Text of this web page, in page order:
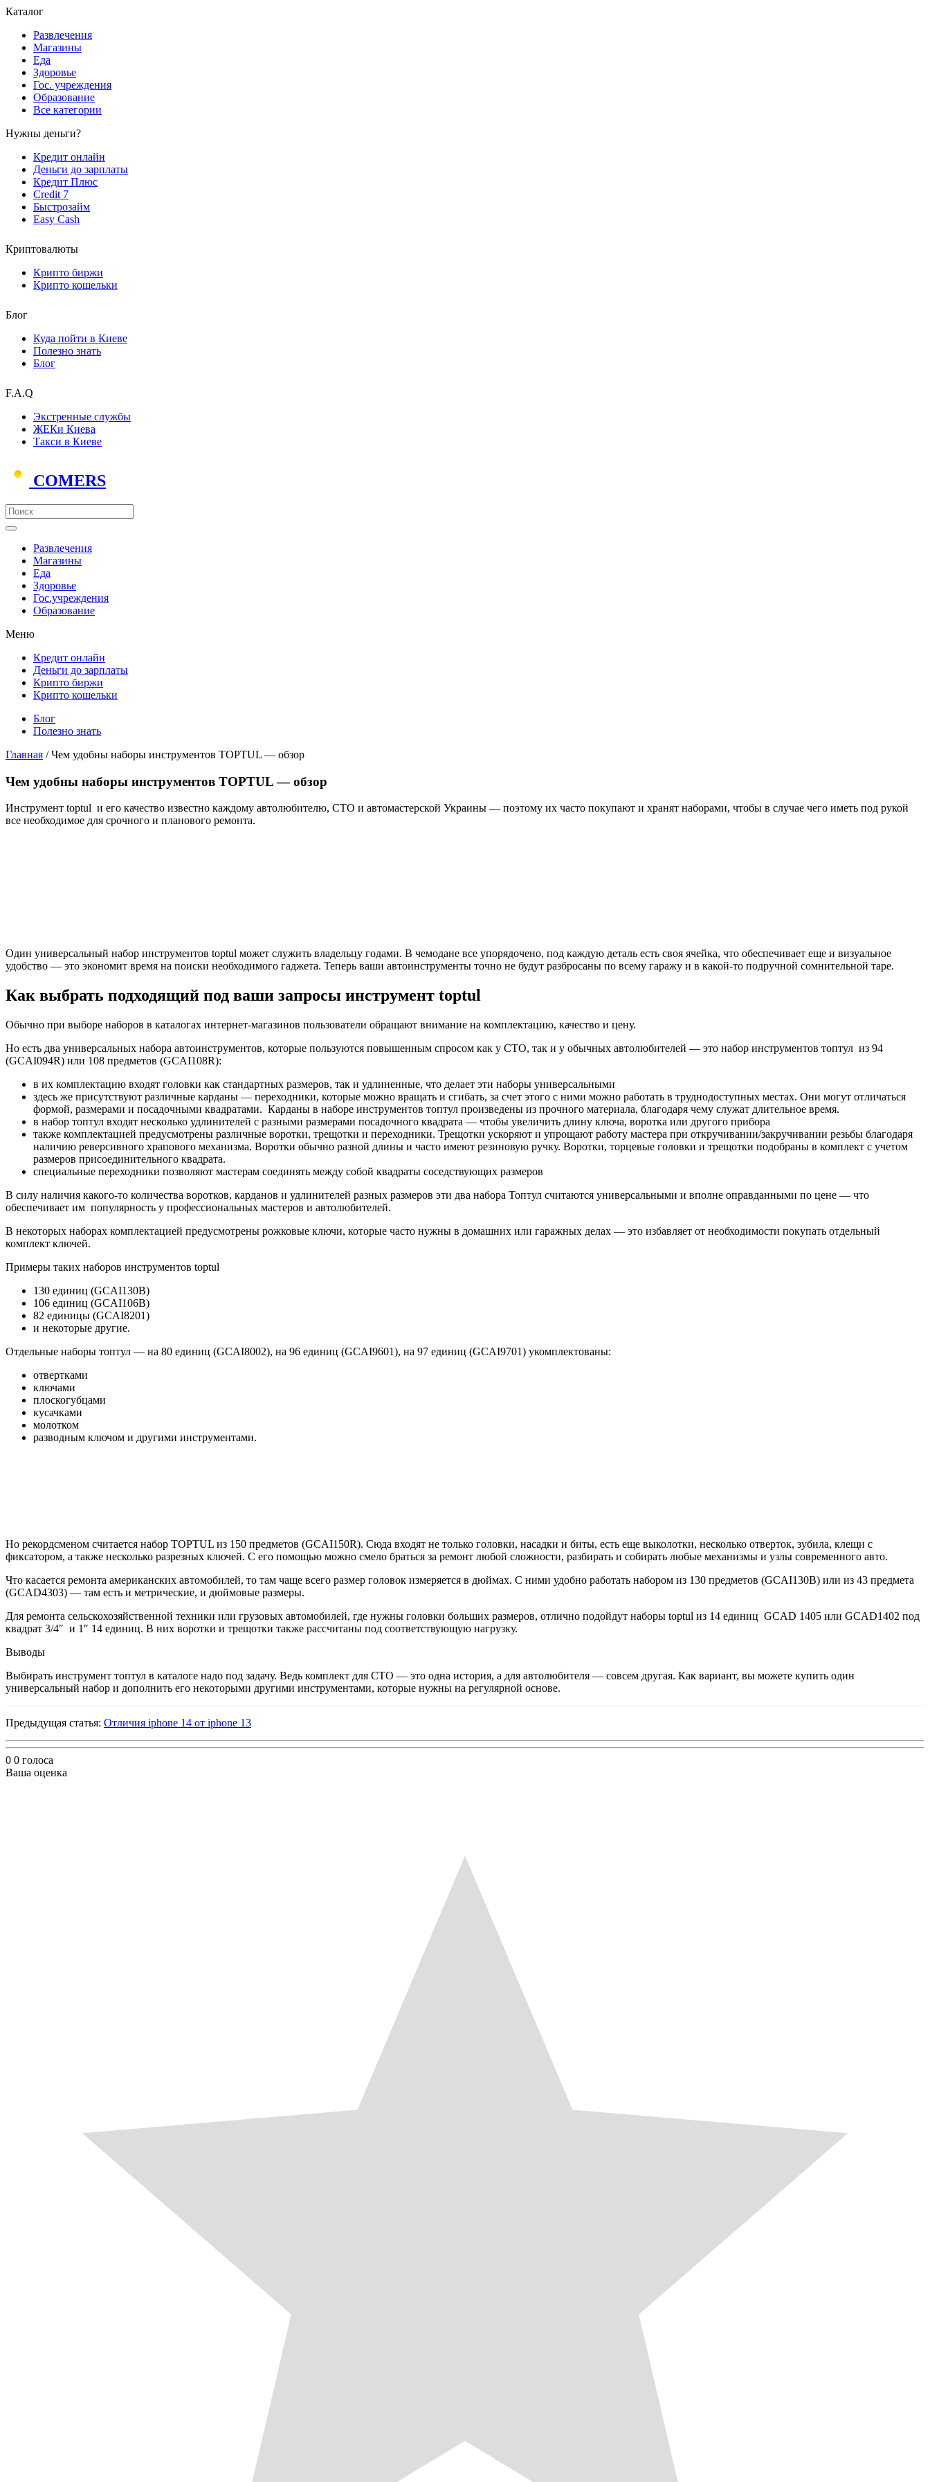
Каталог
Развлечения
Магазины
Еда
Здоровье
Гос. учреждения
Образование
Все категории
Нужны деньги?
Кредит онлайн
Деньги до зарплаты
Кредит Плюс
Credit 7
Быстрозайм
Easy Cash
Криптовалюты
Крипто биржи
Крипто кошельки
Блог
Куда пойти в Киеве
Полезно знать
Блог
F.A.Q
Экстренные службы
ЖЕКи Киева
Такси в Киеве
COMERS
Развлечения
Магазины
Еда
Здоровье
Гос.учреждения
Образование
Меню
Кредит онлайн
Деньги до зарплаты
Крипто биржи
Крипто кошельки
Блог
Полезно знать
Главная / Чем удобны наборы инструментов TOPTUL — обзор
Чем удобны наборы инструментов TOPTUL — обзор
Инструмент toptul и его качество известно каждому автолюбителю, СТО и автомастерской Украины — поэтому их часто покупают и хранят наборами, чтобы в случае чего иметь под рукой
все необходимое для срочного и планового ремонта.
Один универсальный набор инструментов toptul может служить владельцу годами. В чемодане все упорядочено, под каждую деталь есть своя ячейка, что обеспечивает еще и визуальное
удобство — это экономит время на поиски необходимого гаджета. Теперь ваши автоинструменты точно не будут разбросаны по всему гаражу и в какой-то подручной сомнительной таре.
Как выбрать подходящий под ваши запросы инструмент toptul
Обычно при выборе наборов в каталогах интернет-магазинов пользователи обращают внимание на комплектацию, качество и цену.
Но есть два универсальных набора автоинструментов, которые пользуются повышенным спросом как у СТО, так и у обычных автолюбителей — это набор инструментов топтул из 94
(GCAI094R) или 108 предметов (GCAI108R):
в их комплектацию входят головки как стандартных размеров, так и удлиненные, что делает эти наборы универсальными
здесь же присутствуют различные карданы — переходники, которые можно вращать и сгибать, за счет этого с ними можно работать в труднодоступных местах. Они могут отличаться
формой, размерами и посадочными квадратами. Карданы в наборе инструментов топтул произведены из прочного материала, благодаря чему служат длительное время.
в набор топтул входят несколько удлинителей с разными размерами посадочного квадрата — чтобы увеличить длину ключа, воротка или другого прибора
также комплектацией предусмотрены различные воротки, трещотки и переходники. Трещотки ускоряют и упрощают работу мастера при откручивании/закручивании резьбы благодаря
наличию реверсивного храпового механизма. Воротки обычно разной длины и часто имеют резиновую ручку. Воротки, торцевые головки и трещотки подобраны в комплект с учетом
размеров присоединительного квадрата.
специальные переходники позволяют мастерам соединять между собой квадраты соседствующих размеров
В силу наличия какого-то количества воротков, карданов и удлинителей разных размеров эти два набора Топтул считаются универсальными и вполне оправданными по цене — что
обеспечивает им популярность у профессиональных мастеров и автолюбителей.
В некоторых наборах комплектацией предусмотрены рожковые ключи, которые часто нужны в домашних или гаражных делах — это избавляет от необходимости покупать отдельный
комплект ключей.
Примеры таких наборов инструментов toptul
130 единиц (GCAI130B)
106 единиц (GCAI106B)
82 единицы (GCAI8201)
и некоторые другие.
Отдельные наборы топтул — на 80 единиц (GCAI8002), на 96 единиц (GCAI9601), на 97 единиц (GCAI9701) укомплектованы:
отвертками
ключами
плоскогубцами
кусачками
молотком
разводным ключом и другими инструментами.
Но рекордсменом считается набор TOPTUL из 150 предметов (GCAI150R). Сюда входят не только головки, насадки и биты, есть еще выколотки, несколько отверток, зубила, клещи с
фиксатором, а также несколько разрезных ключей. С его помощью можно смело браться за ремонт любой сложности, разбирать и собирать любые механизмы и узлы современного авто.
Что касается ремонта американских автомобилей, то там чаще всего размер головок измеряется в дюймах. С ними удобно работать набором из 130 предметов (GCAI130B) или из 43 предмета
(GCAD4303) — там есть и метрические, и дюймовые размеры.
Для ремонта сельскохозяйственной техники или грузовых автомобилей, где нужны головки больших размеров, отлично подойдут наборы toptul из 14 единиц GCAD 1405 или GCAD1402 под
квадрат 3/4″ и 1″ 14 единиц. В них воротки и трещотки также рассчитаны под соответствующую нагрузку.
Выводы
Выбирать инструмент топтул в каталоге надо под задачу. Ведь комплект для СТО — это одна история, а для автолюбителя — совсем другая. Как вариант, вы можете купить один
универсальный набор и дополнить его некоторыми другими инструментами, которые нужны на регулярной основе.
Предыдущая статья: Отличия iphone 14 от iphone 13
0 0 голоса
Ваша оценка